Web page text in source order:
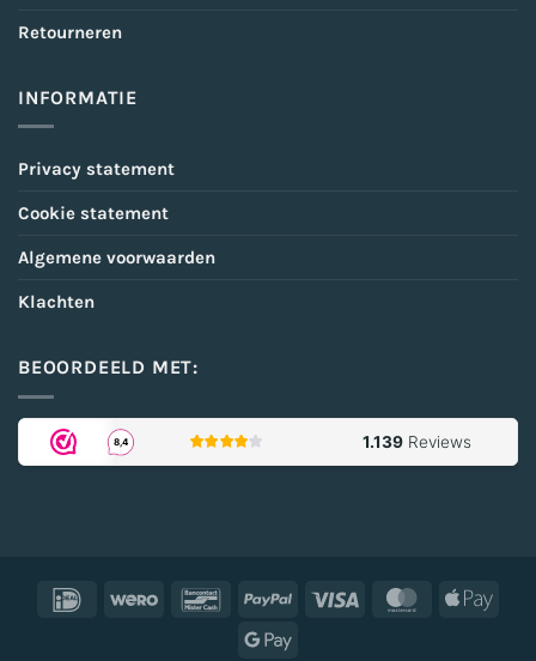
Retourneren
INFORMATIE
Privacy statement
Cookie statement
Algemene voorwaarden
Klachten
BEOORDEELD MET:
IDeal Wero BancontactPayPal Visa MasterCard
Google